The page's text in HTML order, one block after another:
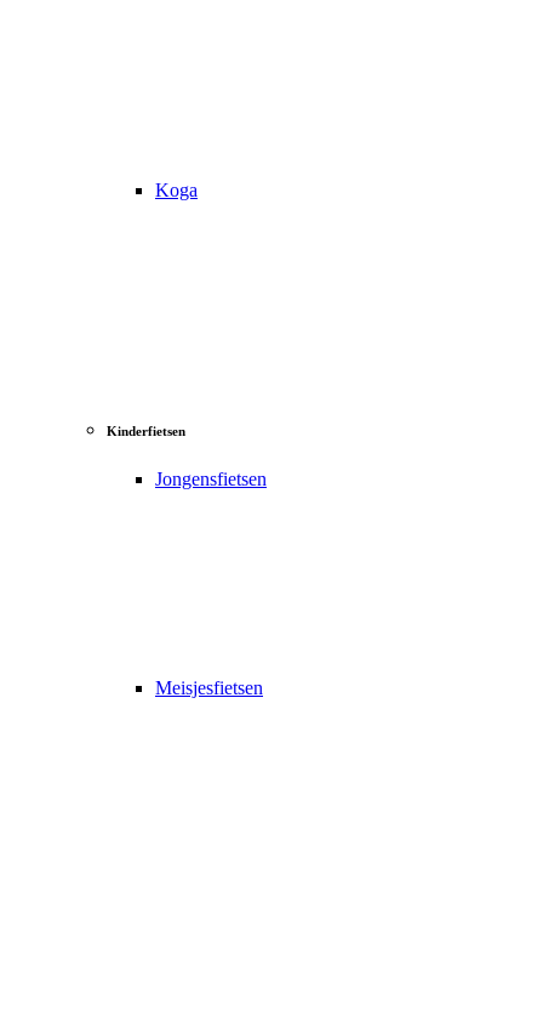
Koga
Kinderfietsen
Jongensfietsen
Meisjesfietsen